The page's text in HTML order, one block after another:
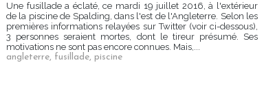
Une fusillade a éclaté, ce mardi 19 juillet 2016, à l'extérieur
de la piscine de Spalding, dans l'est de l'Angleterre. Selon les
premières informations relayées sur Twitter (voir ci-dessous),
3 personnes seraient mortes, dont le tireur présumé. Ses
motivations ne sont pas encore connues. Mais,...
angleterre, fusillade, piscine